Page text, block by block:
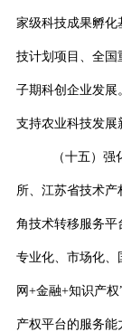
家级科技成果孵化
技计划项目、全国
子期科创企业发展
支持农业科技发展
（十五）
所、江苏省技术
角技术转移服务平
专业化、市场化、
网 +金融+知识产权
产权平台的服务